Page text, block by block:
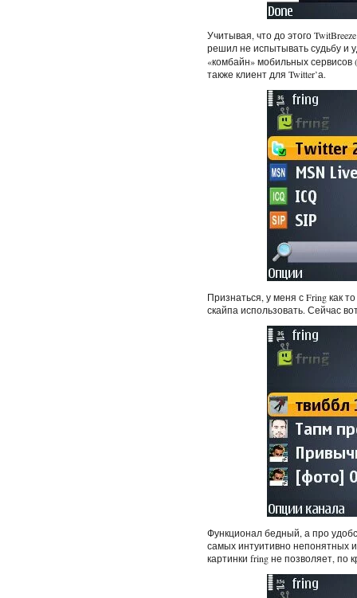
Учитывая, что до этого
решил не испытывать судьбу и
«комбайн» мобильных сервисов
также клиент для Twitter’а.
Признаться, у меня с Fring как
скайпа использовать. Сейчас
Функционал бедный, а про
самых интуитивно непонятных
картинки fring не позволяет, по